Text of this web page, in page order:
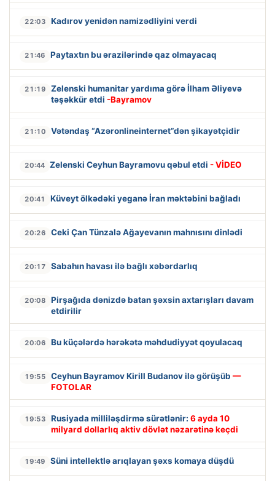
22:03 Kadırov yenidən namizədliyini verdi
21:46 Paytaxtın bu ərazilərində qaz olmayacaq
21:19
Zelenski humanitar yardıma görə İlham Əliyevə
təşəkkür etdi -Bayramov
21:10 Vətəndaş “Azəronlineinternet”dən şikayətçidir
20:44 Zelenski Ceyhun Bayramovu qəbul etdi - VİDEO
20:41 Küveyt ölkədəki yeganə İran məktəbini bağladı
20:26 Ceki Çan Tünzalə Ağayevanın mahnısını dinlədi
20:17 Sabahın havası ilə bağlı xəbərdarlıq
20:08
Pirşağıda dənizdə batan şəxsin axtarışları davam
etdirilir
20:06 Bu küçələrdə hərəkətə məhdudiyyət qoyulacaq
19:55 Ceyhun Bayramov Kirill Budanov ilə görüşüb —
FOTOLAR
19:53 Rusiyada milliləşdirmə sürətlənir: 6 ayda 10
milyard dollarlıq aktiv dövlət nəzarətinə keçdi
19:49 Süni intellektlə arıqlayan şəxs komaya düşdü